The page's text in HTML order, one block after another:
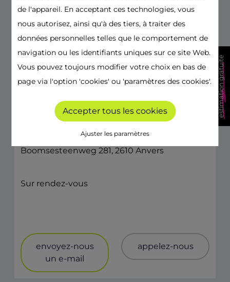
de l'appareil. En acceptant ces technologies, vous
nous autorisez, ainsi qu'à des tiers, à traiter des
données personnelles telles que le comportement de
navigation ou les identifiants uniques sur ce site Web.
Vous pouvez toujours modifier votre choix en bas de
page via l'option 'cookies' ou 'paramètres des cookies'.
Accepter tous les cookies
Ajuster les paramètres
Wilrijk
Boomsesteenweg 281, 2610 Anvers
Sur rendez-vous
envoyez-nous
un e-mail
appelez-nous
estimation gratuite